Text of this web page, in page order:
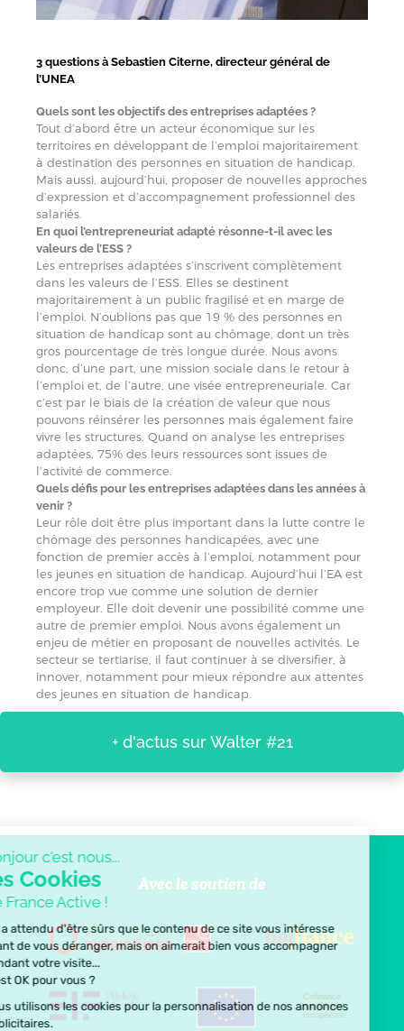
3 questions à Sebastien Citerne, directeur général de
l’UNEA
Quels sont les objectifs des entreprises adaptées ?
Tout d’abord être un acteur économique sur les
territoires en développant de l’emploi majoritairement
à destination des personnes en situation de handicap.
Mais aussi, aujourd’hui, proposer de nouvelles approches
d’expression et d’accompagnement professionnel des
salariés.
En quoi l’entrepreneuriat adapté résonne-t-il avec les
valeurs de l’ESS ?
Les entreprises adaptées s’inscrivent complètement
dans les valeurs de l’ESS. Elles se destinent
majoritairement à un public fragilisé et en marge de
l’emploi. N’oublions pas que 19 % des personnes en
situation de handicap sont au chômage, dont un très
gros pourcentage de très longue durée. Nous avons
donc, d’une part, une mission sociale dans le retour à
l’emploi et, de l’autre, une visée entrepreneuriale. Car
c’est par le biais de la création de valeur que nous
pouvons réinsérer les personnes mais également faire
vivre les structures. Quand on analyse les entreprises
adaptées, 75% des leurs ressources sont issues de
l’activité de commerce.
Quels défis pour les entreprises adaptées dans les années à
venir ?
Leur rôle doit être plus important dans la lutte contre le
chômage des personnes handicapées, avec une
fonction de premier accès à l’emploi, notamment pour
les jeunes en situation de handicap. Aujourd’hui l’EA est
encore trop vue comme une solution de dernier
employeur. Elle doit devenir une possibilité comme une
autre de premier emploi. Nous avons également un
enjeu de métier en proposant de nouvelles activités. Le
secteur se tertiarise, il faut continuer à se diversifier, à
innover, notamment pour mieux répondre aux attentes
des jeunes en situation de handicap.
+ d'actus sur Walter #21
Avec le soutien de
Cofinancé
par l’Union
européenne
Bonjour c'est nous...
les Cookies
de France Active !
On a attendu d'être sûrs que le contenu de ce site vous intéresse
avant de vous déranger, mais on aimerait bien vous accompagner
pendant votre visite...
C'est OK pour vous ?
Nous utilisons les cookies pour la personnalisation de nos annonces
publicitaires.